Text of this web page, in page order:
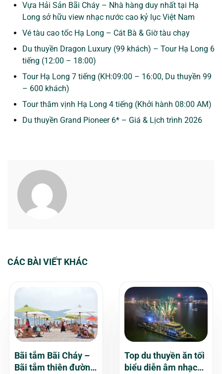
Vựa Hải Sản Bãi Cháy – Nhà hàng duy nhất tại Hạ
Long sở hữu view nhạc nước cao kỷ lục Việt Nam
Vé tàu cao tốc Hạ Long – Cát Bà & Giờ tàu chạy
Du thuyền Dragon Luxury (99 khách) – Tour Hạ Long 6
tiếng (12:00 – 18:00)
Tour Hạ Long 7 tiếng (KH:09:00 – 16:00, Du thuyền 99
– 600 khách)
Tour thăm vịnh Hạ Long 4 tiếng (Khởi hành 08:00 AM)
Du thuyền Grand Pioneer 6* – Giá & Lịch trình 2026
CÁC BÀI VIẾT KHÁC
Bãi tắm Bãi Cháy –
Bãi tắm thiên đường
Top du thuyền ăn tối
biểu diễn âm nhạc